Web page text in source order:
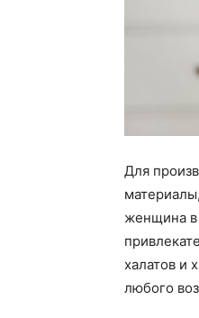
Для
женщина в
халатов и
любого